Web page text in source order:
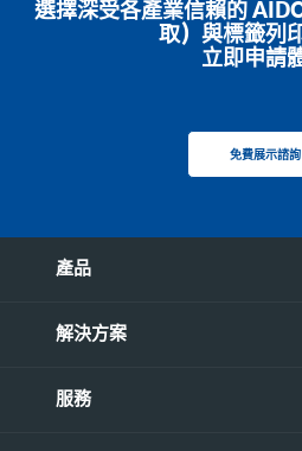
選擇深受各產業信賴的
取）與標籤列
立即申請
免費展示諮詢
產品
解決方案
服務